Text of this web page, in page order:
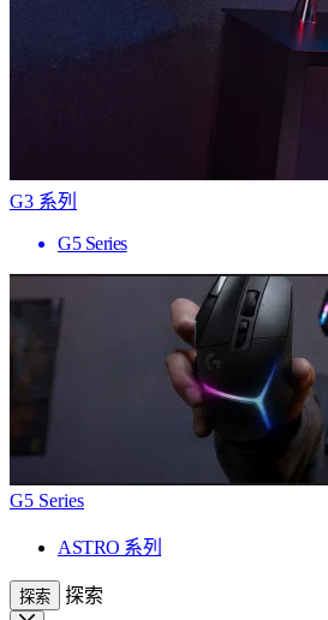
G3 系列
G5 Series
G5 Series
ASTRO 系列
探索 探索